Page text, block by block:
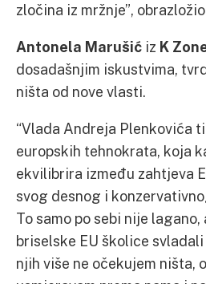
zločina iz mržnje”,
Antonela Marušić iz K
dosadašnjim iskustvima,
ništa od nove vlasti.
“Vlada Andreja Plenkovića
europskih tehnokrata, koja
ekvilibrira između zahtjeva
svog desnog i
To samo po sebi nije
briselske EU školice
njih više ne očekujem ništa,